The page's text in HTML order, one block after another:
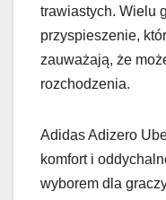
trawiastych. Wielu
przyspieszenie,
zauważają, że
rozchodzenia.
Adidas Adizero
komfort i
wyborem dla